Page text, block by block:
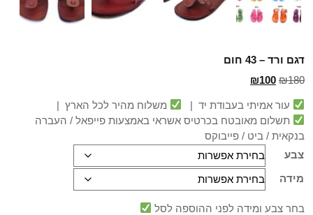
דגם ורד – 43 חום
₪180
₪100
עור אמיתי בעבודת יד |
משלוח מהיר לכל הארץ |
תשלום מאובטח בכרטיס אשראי באמצעות פייפאל / העברה
בנקאית / ביט / פייבוקס
צבע
מידה
בחר צבע ומידה לפני ההוספה לסל